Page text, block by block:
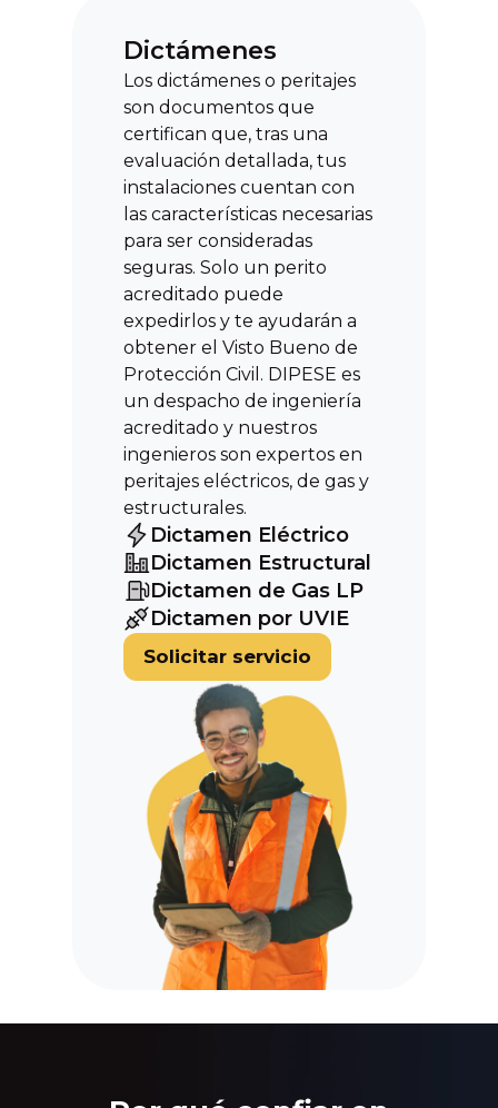
Dictámenes
Los dictámenes o peritajes
son documentos que
certifican que, tras una
evaluación detallada, tus
instalaciones cuentan con
las características necesarias
para ser consideradas
seguras. Solo un perito
acreditado puede
expedirlos y te ayudarán a
obtener el Visto Bueno de
Protección Civil. DIPESE es
un despacho de ingeniería
acreditado y nuestros
ingenieros son expertos en
peritajes eléctricos, de gas y
estructurales.
Dictamen Eléctrico
Dictamen Estructural
Dictamen de Gas LP
Dictamen por UVIE
Solicitar servicio